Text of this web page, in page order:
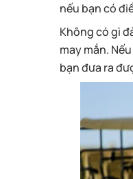
nếu bạn có
Không có gì
may mắn.
bạn đưa ra